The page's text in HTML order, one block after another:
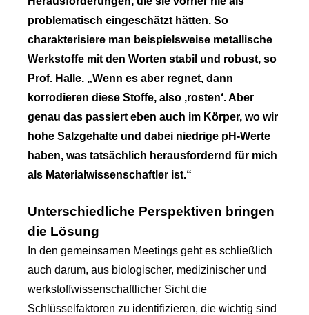
problematisch eingeschätzt hätten. So
charakterisiere man beispielsweise metallische
Werkstoffe mit den Worten stabil und robust, so
Prof. Halle. „Wenn es aber regnet, dann
korrodieren diese Stoffe, also ‚rosten‘. Aber
genau das passiert eben auch im Körper, wo wir
hohe Salzgehalte und dabei niedrige pH-Werte
haben, was tatsächlich herausfordernd für mich
als Materialwissenschaftler ist.“
Unterschiedliche Perspektiven bringen
die Lösung
In den gemeinsamen Meetings geht es schließlich
auch darum, aus biologischer, medizinischer und
werkstoffwissenschaftlicher Sicht die
Schlüsselfaktoren zu identifizieren, die wichtig sind